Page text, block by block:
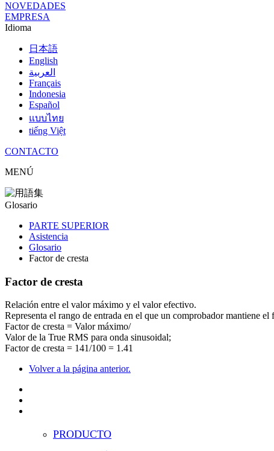
NOVEDADES
EMPRESA
Idioma
日本語
English
العربية
Français
Indonesia
Español
แบบไทย
tiếng Việt
CONTACTO
MENÚ
Glosario
PARTE SUPERIOR
Asistencia
Glosario
Factor de cresta
Factor de cresta
Relación entre el valor máximo y el valor efectivo.
Representa el rango de entrada en el que un comprobador mantiene
Factor de cresta = Valor máximo/
Valor de la True RMS para onda sinusoidal;
Factor de cresta = 141/100 = 1.41
Volver a la página anterior.
PRODUCTO